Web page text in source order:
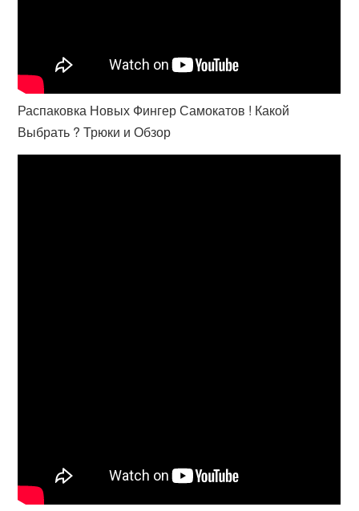
Распаковка Новых Фингер Самокатов ! Какой
Выбрать ? Трюки и Обзор